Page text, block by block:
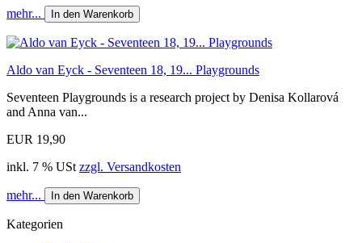
mehr... In den Warenkorb
Aldo van Eyck - Seventeen 18, 19... Playgrounds
Seventeen Playgrounds is a research project by Denisa Kollarová
and Anna van...
EUR 19,90
inkl. 7 % USt zzgl. Versandkosten
mehr... In den Warenkorb
Kategorien